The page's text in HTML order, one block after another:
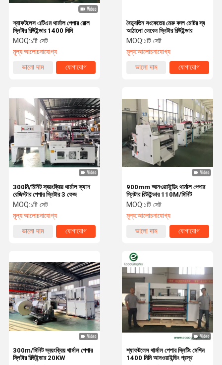
পণ্য ভিডিও আমাদের সম্বন্ধে
বৈদ্যুতিন সংকেতের মেরু বদল মোটর স্ব
আঠালো লেবেল স্লিটার রিউইন্ডার
MOQ:১টি সেট
মূল্য:আলোচনাযোগ্য
ভালো দাম
যোগাযোগ
শ্যাফটলেস এটিএম থার্মাল পেপার রোল
স্লিটার রিউইন্ডার 1400 মিমি
MOQ:১টি সেট
মূল্য:আলোচনাযোগ্য
ভালো দাম
যোগাযোগ
900mm আনওয়াইন্ডিং থার্মাল পেপার
স্লিটার রিউইন্ডার 110M/মিনিট
MOQ:১টি সেট
মূল্য:আলোচনাযোগ্য
ভালো দাম
যোগাযোগ
300মি/মিনিট স্বয়ংক্রিয় থার্মাল ক্যাশ
রেজিস্টার পেপার স্লিটার 3 ফেজ
MOQ:১টি সেট
মূল্য:আলোচনাযোগ্য
ভালো দাম
যোগাযোগ
শ্যাফটলেস থার্মাল পেপার স্লিটিং মেশিন
1400 মিমি আনওয়াইন্ডিং প্রস্থ
300m/মিনিট স্বয়ংক্রিয় থার্মাল পেপার
স্লিটার রিউইন্ডার 20KW